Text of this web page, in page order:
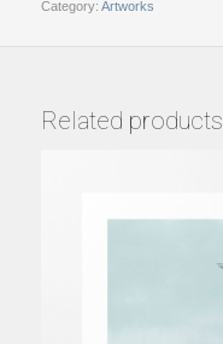
Category: Artworks
Related products